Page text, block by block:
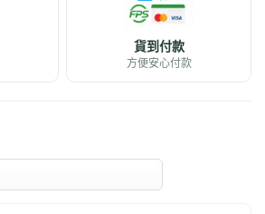
貨到付款
方便安心付款